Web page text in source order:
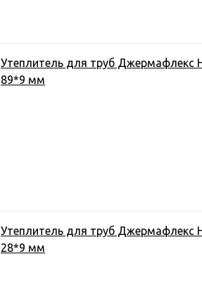
Утеплитель для труб Джермафлекс
89*9 мм
Утеплитель для труб Джермафлекс
28*9 мм